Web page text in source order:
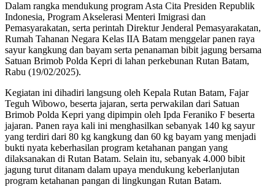
Dalam rangka mendukung program Asta Cita Presiden Republik
Indonesia, Program Akselerasi Menteri Imigrasi dan
Pemasyarakatan, serta perintah Direktur Jenderal Pemasyarakatan,
Rumah Tahanan Negara Kelas IIA Batam menggelar panen raya
sayur kangkung dan bayam serta penanaman bibit jagung bersama
Satuan Brimob Polda Kepri di lahan perkebunan Rutan Batam,
Rabu (19/02/2025).
Kegiatan ini dihadiri langsung oleh Kepala Rutan Batam, Fajar
Teguh Wibowo, beserta jajaran, serta perwakilan dari Satuan
Brimob Polda Kepri yang dipimpin oleh Ipda Feraniko F beserta
jajaran. Panen raya kali ini menghasilkan sebanyak 140 kg sayur
yang terdiri dari 80 kg kangkung dan 60 kg bayam yang menjadi
bukti nyata keberhasilan program ketahanan pangan yang
dilaksanakan di Rutan Batam. Selain itu, sebanyak 4.000 bibit
jagung turut ditanam dalam upaya mendukung keberlanjutan
program ketahanan pangan di lingkungan Rutan Batam.